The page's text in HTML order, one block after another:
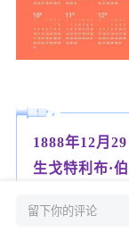
1888年12月
生戈特利布·
精神外科手术
留下你的评论